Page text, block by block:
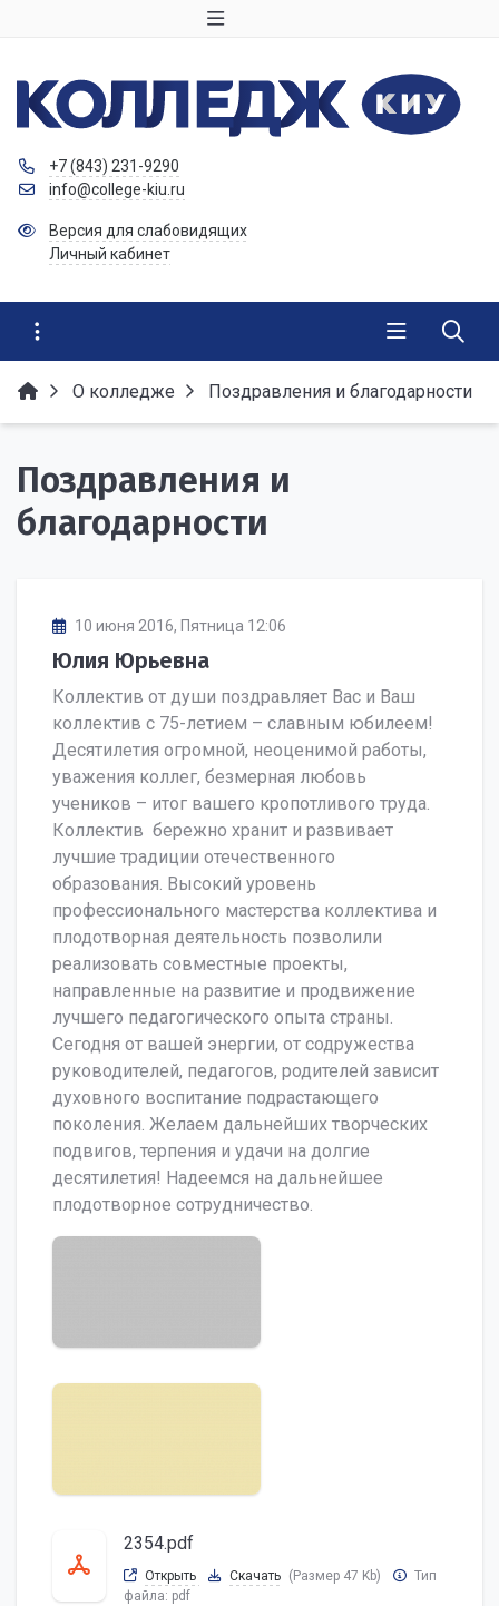
+7 (843) 231-9290
info@college-kiu.ru
Версия для слабовидящих
Личный кабинет
О колледже Поздравления и благодарности
Поздравления и
благодарности
10 июня 2016, Пятница 12:06
Юлия Юрьевна
Коллектив от души поздравляет Вас и Ваш
коллектив с 75-летием – славным юбилеем!
Десятилетия огромной, неоценимой работы,
уважения коллег, безмерная любовь
учеников – итог вашего кропотливого труда.
Коллектив бережно хранит и развивает
лучшие традиции отечественного
образования. Высокий уровень
профессионального мастерства коллектива и
плодотворная деятельность позволили
реализовать совместные проекты,
направленные на развитие и продвижение
лучшего педагогического опыта страны.
Сегодня от вашей энергии, от содружества
руководителей, педагогов, родителей зависит
духовного воспитание подрастающего
поколения. Желаем дальнейших творческих
подвигов, терпения и удачи на долгие
десятилетия! Надеемся на дальнейшее
плодотворное сотрудничество.
2354.pdf
Открыть Скачать (Размер 47 Kb)
Тип
файла: pdf